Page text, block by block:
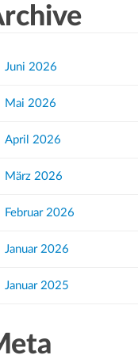
Juni 2026
Mai 2026
April 2026
März 2026
Februar 2026
Januar 2026
Januar 2025